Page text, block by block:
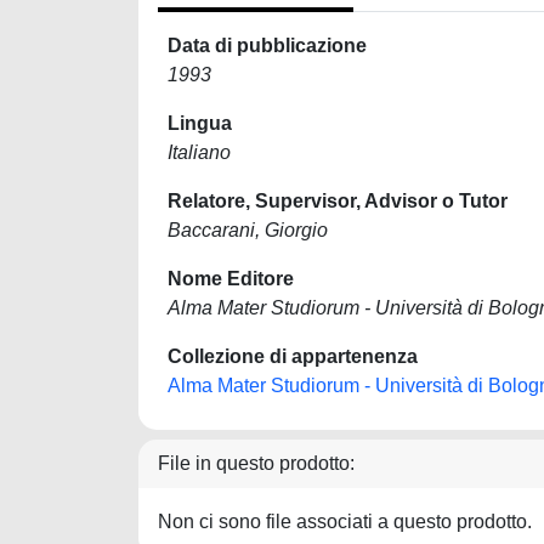
Data di pubblicazione
1993
Lingua
Italiano
Relatore, Supervisor, Advisor o Tutor
Baccarani, Giorgio
Nome Editore
Alma Mater Studiorum - Università di
Collezione di appartenenza
Alma Mater Studiorum - Università di
File in questo prodotto:
Non ci sono file associati a questo prodotto.